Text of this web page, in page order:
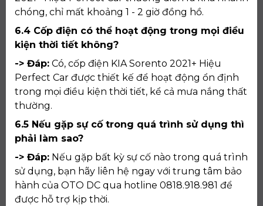
chóng, chỉ mất khoảng 1 - 2 giờ đồng hồ.
6.4 Cốp điện có thể hoạt động trong mọi điều
kiện thời tiết không?
-> Đáp: Có, cốp điện KIA Sorento 2021+ Hiệu
Perfect Car được thiết kế để hoạt động ổn định
trong mọi điều kiện thời tiết, kể cả mưa nắng thất
thường.
6.5 Nếu gặp sự cố trong quá trình sử dụng thì
phải làm sao?
-> Đáp: Nếu gặp bất kỳ sự cố nào trong quá trình
sử dụng, bạn hãy liên hệ ngay với trung tâm bảo
hành của OTO DC qua hotline 0818.918.981 để
được hỗ trợ kịp thời.